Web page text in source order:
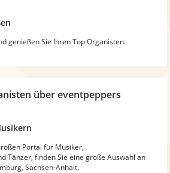
genießen Sie Ihren Top Organisten.
über eventpeppers
Portal für Musiker,
Tänzer, finden Sie eine große Auswahl an
Sachsen-Anhalt.